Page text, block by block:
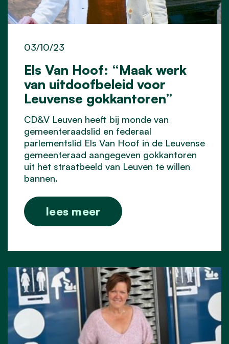
Els Van Hoof: “Maak werk
van uitdoofbeleid voor
Leuvense gokkantoren”
03/10/23
CD&V Leuven heeft bij monde van
gemeenteraadslid en federaal
parlementslid Els Van Hoof in de Leuvense
gemeenteraad aangegeven gokkantoren
uit het straatbeeld van Leuven te willen
bannen.
lees meer